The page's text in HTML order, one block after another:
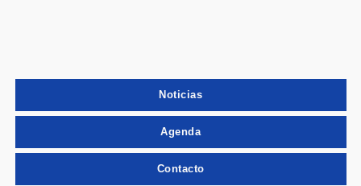
Noticias
Agenda
Contacto